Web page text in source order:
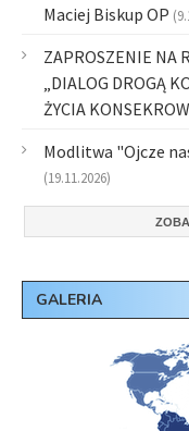
Maciej Biskup OP
ZAPROSZENIE NA
„DIALOG DROGĄ
ŻYCIA
Modlitwa "Ojcze
(19.11.2026)
GALERIA